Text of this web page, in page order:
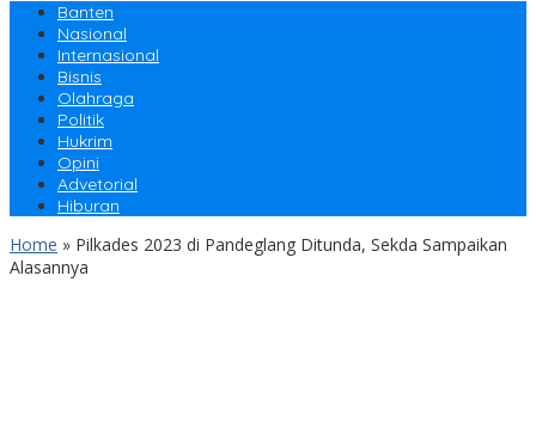
Banten
Nasional
Internasional
Bisnis
Olahraga
Politik
Hukrim
Opini
Advetorial
Hiburan
Home » Pilkades 2023 di Pandeglang Ditunda, Sekda Sampaikan
Alasannya